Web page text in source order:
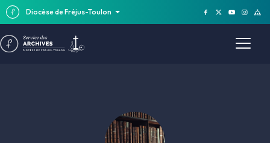
Diocèse de Fréjus-Toulon